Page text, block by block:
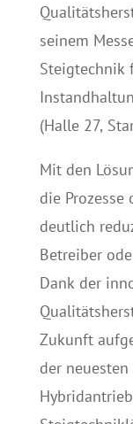
seinem
Steigtechnik
(Halle 27,
Mit den
die
deutlich
Betreiber
Dank der
Zukunft
der